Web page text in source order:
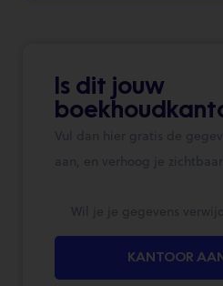
Is dit jouw
Vul dan hier gratis de
aan, en verhoog je
Wil je je gegevens
KANTOOR